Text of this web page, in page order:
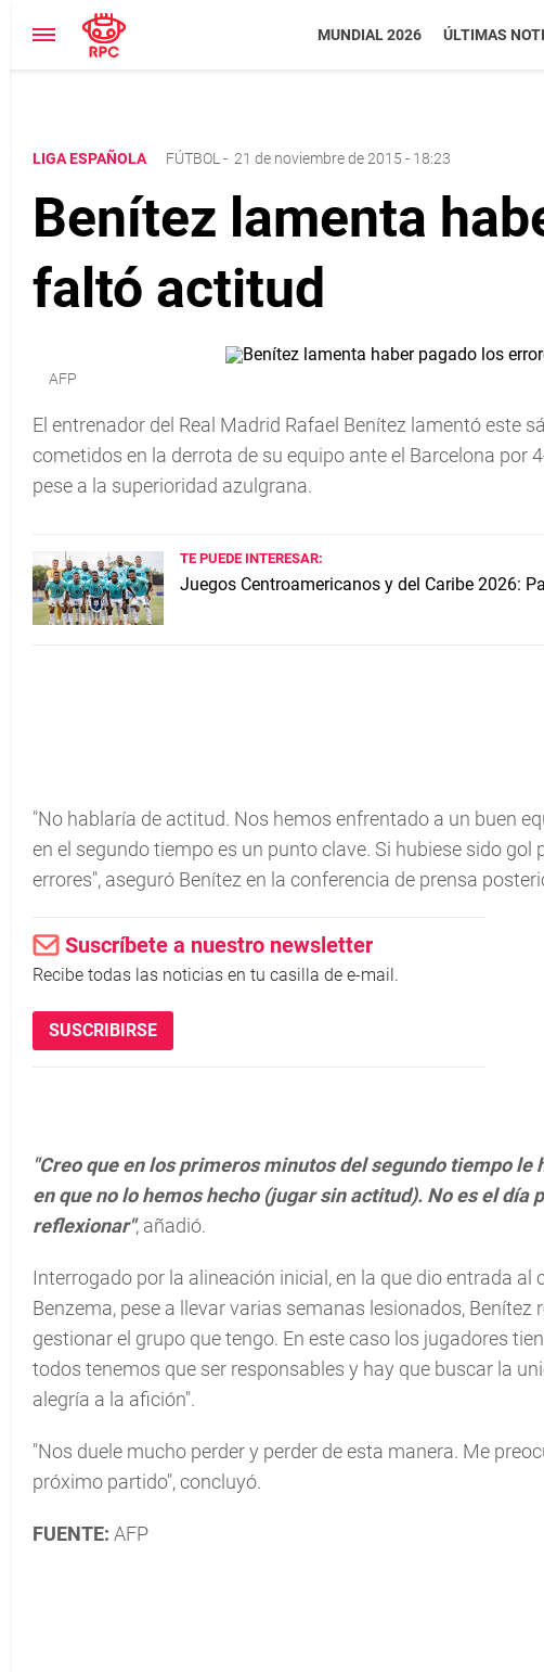
MUNDIAL 2026 ÚLTIMAS
LIGA ESPAÑOLA FÚTBOL - 21 de noviembre de 2015 - 18:23
Benítez lamenta
faltó actitud
AFP
El entrenador del Real Madrid Rafael Benítez lamentó este
cometidos en la derrota de su equipo ante el Barcelona por
pese a la superioridad azulgrana.
TE PUEDE INTERESAR:
Juegos Centroamericanos y del Caribe 2026:
"No hablaría de actitud. Nos hemos enfrentado a un buen
en el segundo tiempo es un punto clave. Si hubiese sido
errores", aseguró Benítez en la conferencia de prensa
Suscríbete a nuestro newsletter
Recibe todas las noticias en tu casilla de e-mail.
SUSCRIBIRSE
"Creo que en los primeros minutos del segundo tiempo
en que no lo hemos hecho (jugar sin actitud). No es el
reflexionar", añadió.
Interrogado por la alineación inicial, en la que dio entrada
Benzema, pese a llevar varias semanas lesionados,
gestionar el grupo que tengo. En este caso los jugadores
todos tenemos que ser responsables y hay que buscar la
alegría a la afición".
"Nos duele mucho perder y perder de esta manera. Me
próximo partido", concluyó.
FUENTE: AFP